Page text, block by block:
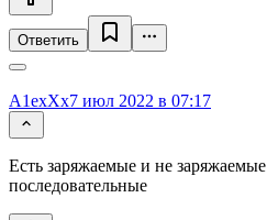
Ответить
A1exXx7 июл 2022 в 07:17
Есть заряжаемые и не
последовательные